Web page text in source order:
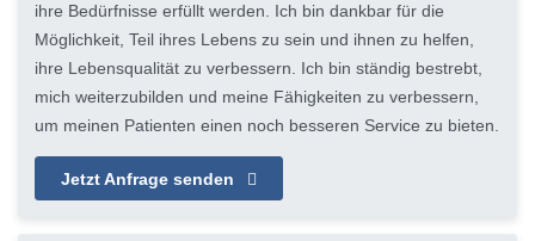
ihre Bedürfnisse erfüllt werden. Ich bin dankbar für die
Möglichkeit, Teil ihres Lebens zu sein und ihnen zu helfen,
ihre Lebensqualität zu verbessern. Ich bin ständig bestrebt,
mich weiterzubilden und meine Fähigkeiten zu verbessern,
um meinen Patienten einen noch besseren Service zu bieten.
Jetzt Anfrage senden